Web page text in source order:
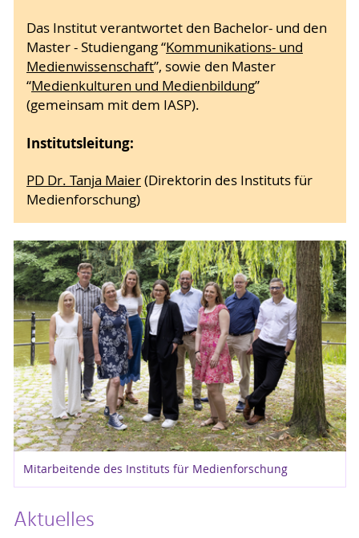
Das Institut verantwortet den Bachelor- und den
Master - Studiengang “Kommunikations- und
Medienwissenschaft”, sowie den Master
“Medienkulturen und Medienbildung”
(gemeinsam mit dem IASP).
Institutsleitung:
PD Dr. Tanja Maier(Direktorin des Instituts für
Medienforschung)
Mitarbeitende des Instituts für Medienforschung
Aktuelles